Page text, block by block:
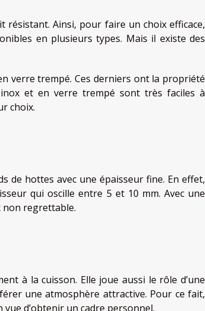
résistant. Ainsi, pour faire un choix efficace,
en plusieurs types. Mais il existe des
verre trempé. Ces derniers ont la propriété
et en verre trempé sont très faciles à
choix.
de hottes avec une épaisseur fine. En effet,
qui oscille entre 5 et 10 mm. Avec une
non regrettable.
à la cuisson. Elle joue aussi le rôle d’une
une atmosphère attractive. Pour ce fait,
d’obtenir un cadre personnel.